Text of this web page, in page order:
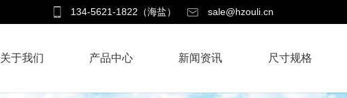
134-5621-1822（海盐） sale@hzouli.cn
关于我们 产品中心 新闻资讯 尺寸规格